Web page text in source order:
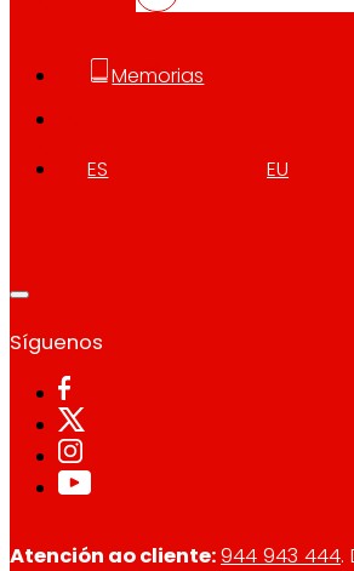
Memorias
ES EU
ENG
Síguenos
Atención ao cliente:944 943 444.